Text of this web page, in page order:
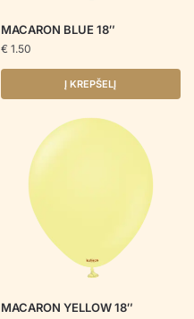
MACARON BLUE 18″
€ 1.50
Į KREPŠELĮ
MACARON YELLOW 18″